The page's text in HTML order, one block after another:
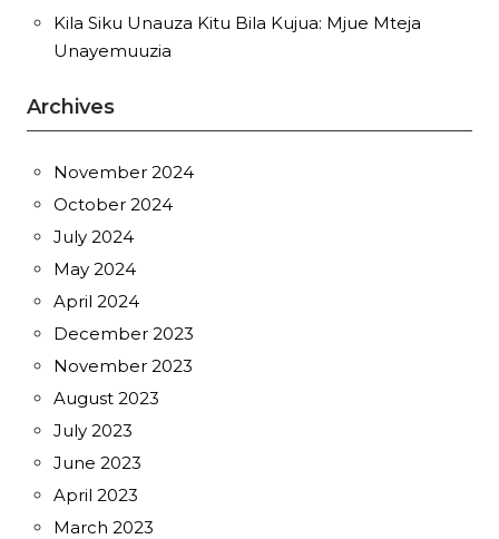
Kila Siku Unauza Kitu Bila Kujua: Mjue Mteja
Unayemuuzia
Archives
November 2024
October 2024
July 2024
May 2024
April 2024
December 2023
November 2023
August 2023
July 2023
June 2023
April 2023
March 2023